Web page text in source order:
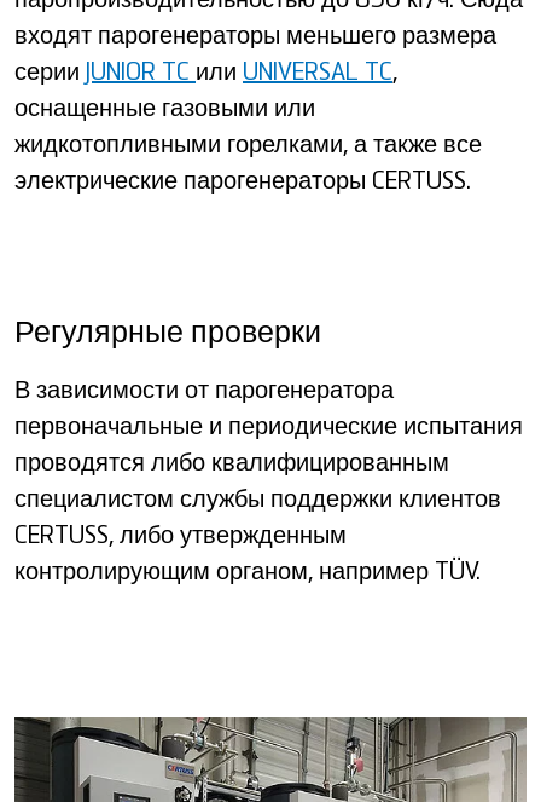
входят парогенераторы меньшего размера
серии JUNIOR TC или UNIVERSAL TC,
оснащенные газовыми или
жидкотопливными горелками, а также все
электрические парогенераторы CERTUSS.
Регулярные проверки
В зависимости от парогенератора
первоначальные и периодические испытания
проводятся либо квалифицированным
специалистом службы поддержки клиентов
CERTUSS, либо утвержденным
контролирующим органом, например TÜV.